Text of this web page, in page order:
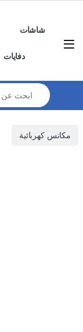
شاشات
دفايات
Search for:
مكانس كهربائية